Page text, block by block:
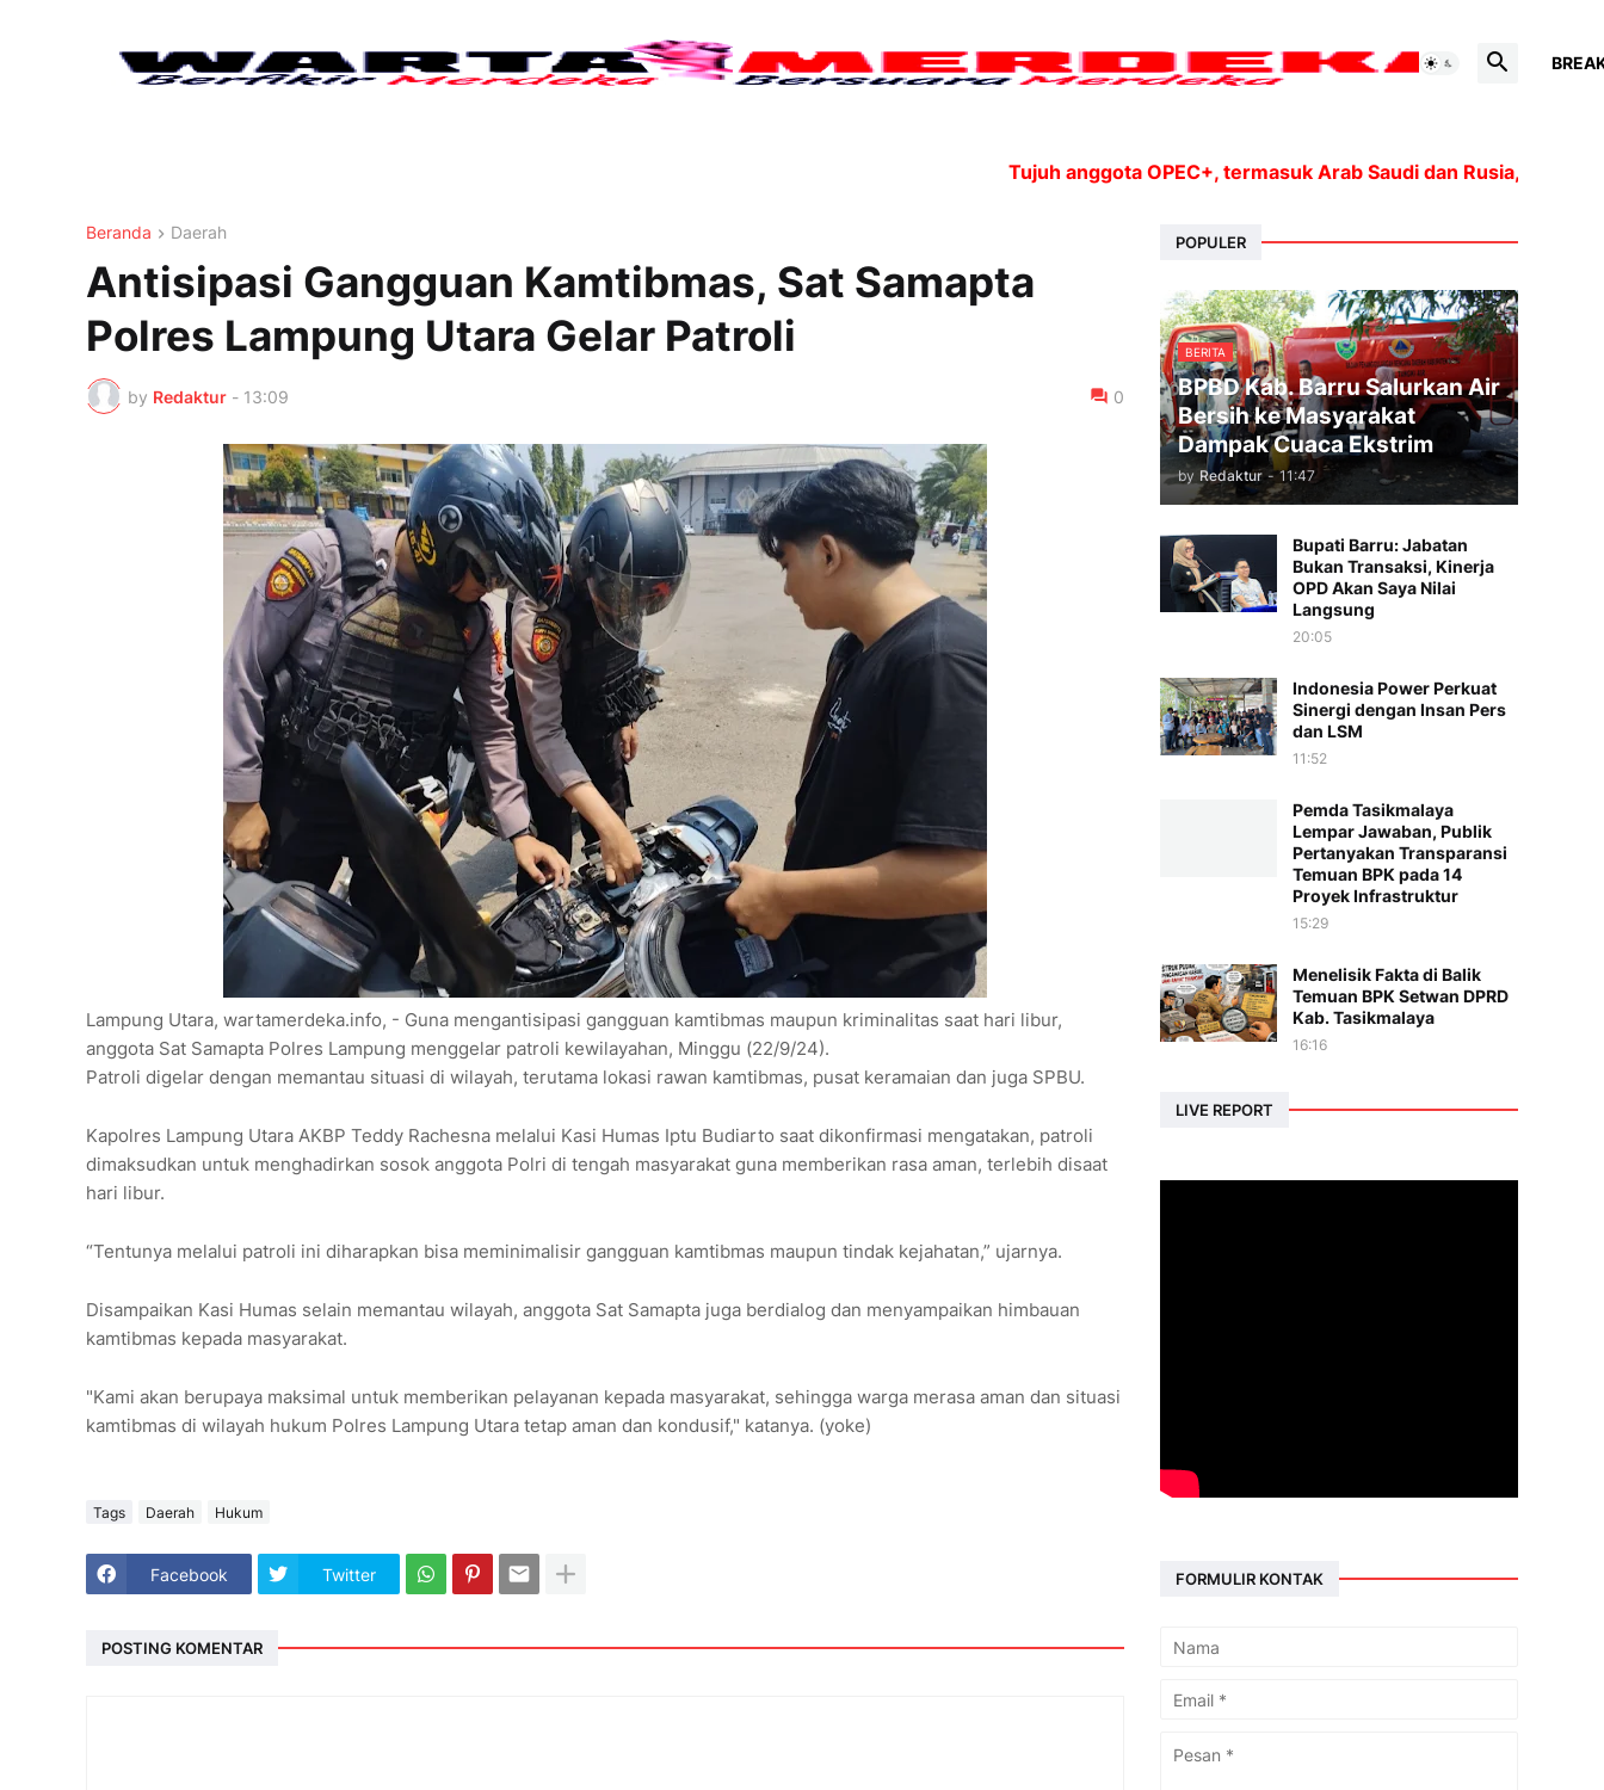
Tujuh anggota OPEC+, termasuk Arab Saudi dan Rusia, akan
Beranda Daerah
Antisipasi Gangguan Kamtibmas, Sat Samapta
Polres Lampung Utara Gelar Patroli
by Redaktur - 13:09 0
Lampung Utara, wartamerdeka.info, - Guna mengantisipasi gangguan kamtibmas maupun kriminalitas saat hari libur,
anggota Sat Samapta Polres Lampung menggelar patroli kewilayahan, Minggu (22/9/24).
Patroli digelar dengan memantau situasi di wilayah, terutama lokasi rawan kamtibmas, pusat keramaian dan juga SPBU.
Kapolres Lampung Utara AKBP Teddy Rachesna melalui Kasi Humas Iptu Budiarto saat dikonfirmasi mengatakan, patroli
dimaksudkan untuk menghadirkan sosok anggota Polri di tengah masyarakat guna memberikan rasa aman, terlebih disaat
hari libur.
“Tentunya melalui patroli ini diharapkan bisa meminimalisir gangguan kamtibmas maupun tindak kejahatan,” ujarnya.
Disampaikan Kasi Humas selain memantau wilayah, anggota Sat Samapta juga berdialog dan menyampaikan himbauan
kamtibmas kepada masyarakat.
"Kami akan berupaya maksimal untuk memberikan pelayanan kepada masyarakat, sehingga warga merasa aman dan situasi
kamtibmas di wilayah hukum Polres Lampung Utara tetap aman dan kondusif," katanya. (yoke)
Tags Daerah Hukum
Facebook Twitter
POSTING KOMENTAR
POPULER
BERITA
BPBD Kab. Barru Salurkan Air
Bersih ke Masyarakat
Dampak Cuaca Ekstrim
by Redaktur - 11:47
Bupati Barru: Jabatan
Bukan Transaksi, Kinerja
OPD Akan Saya Nilai
Langsung
20:05
Indonesia Power Perkuat
Sinergi dengan Insan Pers
dan LSM
11:52
Pemda Tasikmalaya
Lempar Jawaban, Publik
Pertanyakan Transparansi
Temuan BPK pada 14
Proyek Infrastruktur
15:29
Menelisik Fakta di Balik
Temuan BPK Setwan DPRD
Kab. Tasikmalaya
16:16
LIVE REPORT
FORMULIR KONTAK